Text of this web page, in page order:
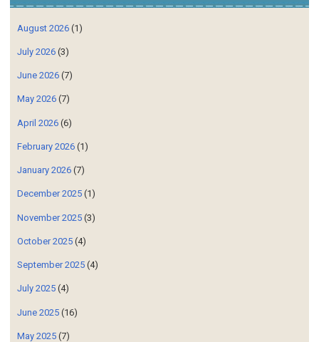
August 2026 (1)
July 2026 (3)
June 2026 (7)
May 2026 (7)
April 2026 (6)
February 2026 (1)
January 2026 (7)
December 2025 (1)
November 2025 (3)
October 2025 (4)
September 2025 (4)
July 2025 (4)
June 2025 (16)
May 2025 (7)